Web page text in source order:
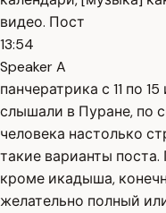
видео. Пост
13:54
Speaker A
панчератрика с 11 по
слышали в Пуране, по
человека настолько
такие варианты
кроме икадыша,
желательно полный